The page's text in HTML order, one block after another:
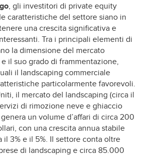
, gli investitori di private equity
caratteristiche del settore siano in
una crescita significativa e
Tra i principali elementi di
la dimensione del mercato
il suo grado di frammentazione,
il landscaping commerciale
particolarmente favorevoli.
il mercato del landscaping (circa il
di rimozione neve e ghiaccio
genera un volume d’affari di circa 200
con una crescita annua stabile
il 3% e il 5%. Il settore conta oltre
di landscaping e circa 85.000